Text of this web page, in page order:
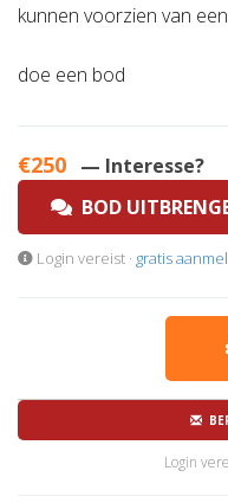
kunnen voorzien van
doe een bod
€250 — Interesse?
BOD
Login vereist · gratis
Login